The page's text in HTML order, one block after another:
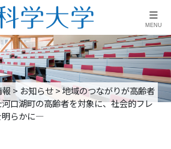
≡
MENU
> お知らせ>地域のつながりが高齢者
口湖町の高齢者を対象に、社会的フレ
明らかに―